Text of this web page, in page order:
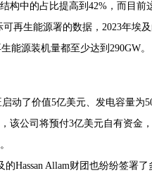
构中的占比提高到42%，而目前
再生能源署的数据，2023年埃
能源装机量都至少达到290GW。
动了价值5亿美元、发电容量为
该公司将预付3亿美元自有资金
Hassan Allam财团也纷纷签署